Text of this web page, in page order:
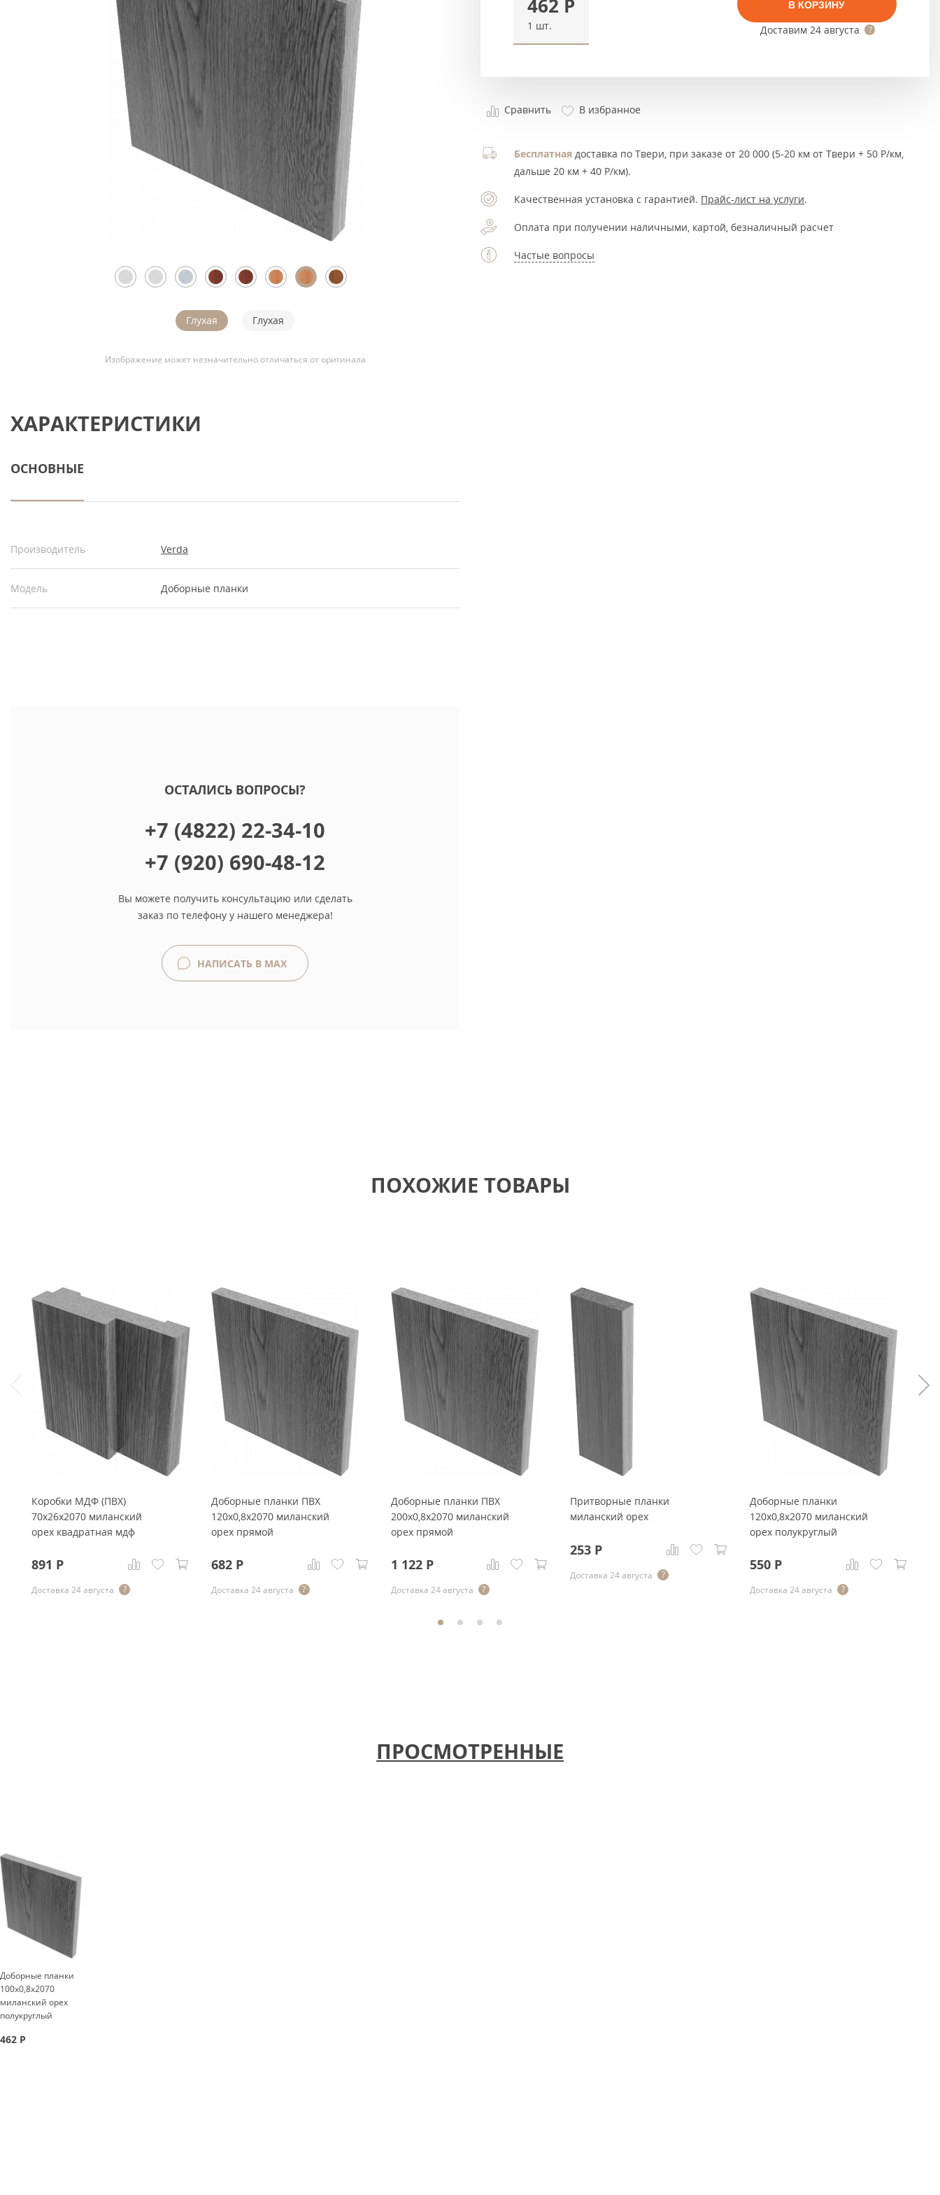
Глухая Глухая
Изображение может незначительно отличаться от оригинала
ХАРАКТЕРИСТИКИ
ОСНОВНЫЕ
Производитель Verda
Модель Доборные планки
ОСТАЛИСЬ ВОПРОСЫ?
+7 (4822) 22-34-10
+7 (920) 690-48-12
Вы можете получить консультацию или сделать
заказ по телефону у нашего менеджера!
НАПИСАТЬ В MAX
462 Р
1 шт.
В КОРЗИНУ
Доставим24 августа
Сравнить В избранное
Бесплатная доставка по Твери, при заказе от 20 000 (5-20 км от Твери + 50 Р/км,
дальше 20 км + 40 Р/км).
Качественная установка с гарантией. Прайс-лист на услуги.
Оплата при получении наличными, картой, безналичный расчет
Частые вопросы
ПОХОЖИЕ ТОВАРЫ
Коробки МДФ (ПВХ)
70x26x2070 миланский
орех квадратная мдф
891 Р
Доставка 24 августа
Доборные планки ПВХ
120x0,8x2070 миланский
орех прямой
682Р
Доставка 24 августа
Доборные планки ПВХ
200x0,8x2070 миланский
орех прямой
1 122Р
Доставка 24 августа
Притворные планки
миланский орех
253 Р
Доставка 24 августа
Доборные планки
120x0,8x2070 миланский
орех полукруглый
550 Р
Доставка 24 августа
ПРОСМОТРЕННЫЕ
Доборные планки
100x0,8x2070
миланский орех
полукруглый
462 Р